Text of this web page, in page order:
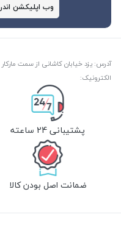
وب اپلیکشن
الکترونیک:
پشتیبانی 24 ساعته
ضمانت اصل بودن کالا